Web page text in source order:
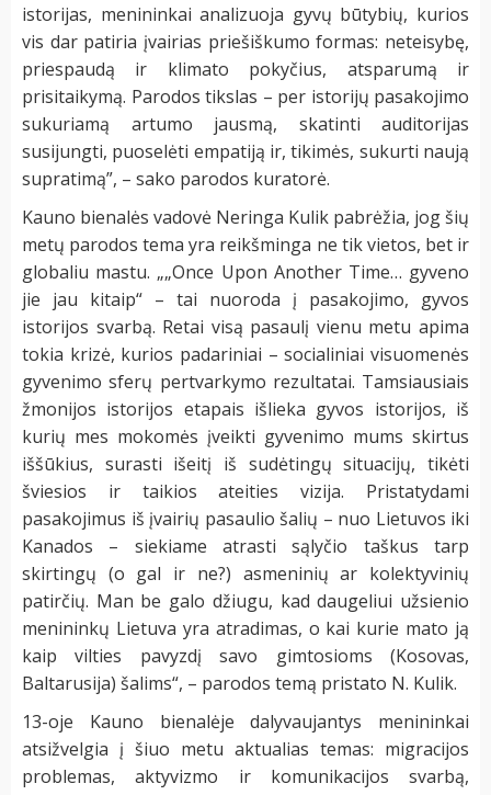
istorijas, menininkai analizuoja gyvų būtybių, kurios
vis dar patiria įvairias priešiškumo formas: neteisybę,
priespaudą ir klimato pokyčius, atsparumą ir
prisitaikymą. Parodos tikslas – per istorijų pasakojimo
sukuriamą artumo jausmą, skatinti auditorijas
susijungti, puoselėti empatiją ir, tikimės, sukurti naują
supratimą”, – sako parodos kuratorė.
Kauno bienalės vadovė Neringa Kulik pabrėžia, jog šių
metų parodos tema yra reikšminga ne tik vietos, bet ir
globaliu mastu. „„Once Upon Another Time… gyveno
jie jau kitaip“ – tai nuoroda į pasakojimo, gyvos
istorijos svarbą. Retai visą pasaulį vienu metu apima
tokia krizė, kurios padariniai – socialiniai visuomenės
gyvenimo sferų pertvarkymo rezultatai. Tamsiausiais
žmonijos istorijos etapais išlieka gyvos istorijos, iš
kurių mes mokomės įveikti gyvenimo mums skirtus
iššūkius, surasti išeitį iš sudėtingų situacijų, tikėti
šviesios ir taikios ateities vizija. Pristatydami
pasakojimus iš įvairių pasaulio šalių – nuo Lietuvos iki
Kanados – siekiame atrasti sąlyčio taškus tarp
skirtingų (o gal ir ne?) asmeninių ar kolektyvinių
patirčių. Man be galo džiugu, kad daugeliui užsienio
menininkų Lietuva yra atradimas, o kai kurie mato ją
kaip vilties pavyzdį savo gimtosioms (Kosovas,
Baltarusija) šalims“, – parodos temą pristato N. Kulik.
13-oje Kauno bienalėje dalyvaujantys menininkai
atsižvelgia į šiuo metu aktualias temas: migracijos
problemas, aktyvizmo ir komunikacijos svarbą,